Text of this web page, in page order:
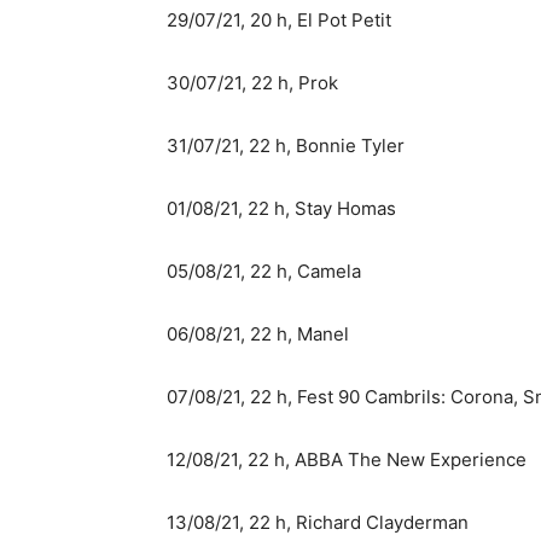
29/07/21, 20 h, El Pot Petit
30/07/21, 22 h, Prok
31/07/21, 22 h, Bonnie Tyler
01/08/21, 22 h, Stay Homas
05/08/21, 22 h, Camela
06/08/21, 22 h, Manel
07/08/21, 22 h, Fest 90 Cambrils:
12/08/21, 22 h, ABBA The New Experience
13/08/21, 22 h, Richard Clayderman